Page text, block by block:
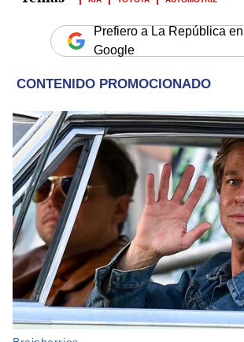
Prefiero a La República en
Google